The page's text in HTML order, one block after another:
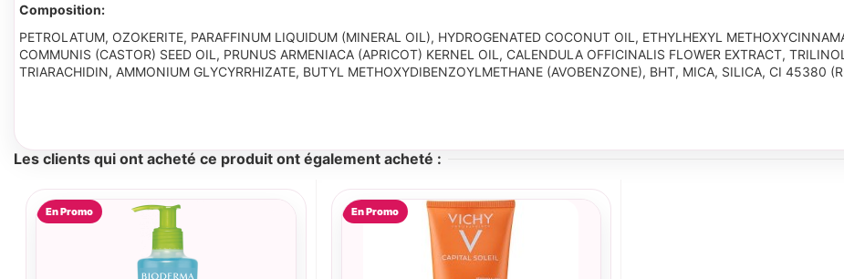
Composition:
PETROLATUM, OZOKERITE, PARAFFINUM LIQUIDUM (MINERAL OIL), HYDROGENATED COCONUT OIL, ETHYLHEXYL
COMMUNIS (CASTOR) SEED OIL, PRUNUS ARMENIACA (APRICOT) KERNEL OIL, CALENDULA OFFICINALIS FLOWER EXTRACT,
TRIARACHIDIN, AMMONIUM GLYCYRRHIZATE, BUTYL METHOXYDIBENZOYLMETHANE (AVOBENZONE), BHT, MICA, SILICA, CI 45380
Les clients qui ont acheté ce produit ont également acheté :
En Promo En Promo